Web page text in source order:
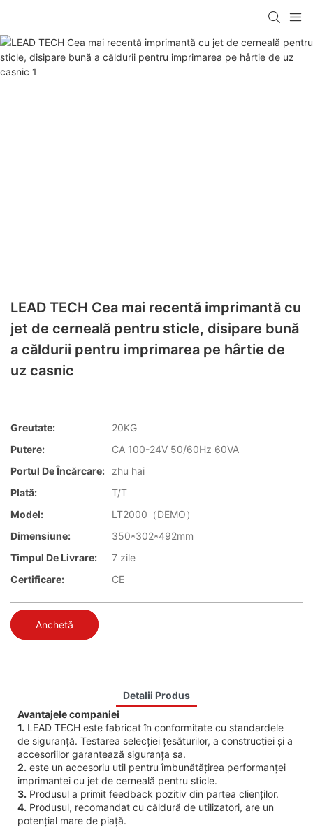
LEAD TECH Cea mai recentă imprimantă cu
jet de cerneală pentru sticle, disipare bună
a căldurii pentru imprimarea pe hârtie de
uz casnic
Greutate:
20KG
Putere:
CA 100-24V 50/60Hz 60VA
Portul De Încărcare:
zhu hai
Plată:
T/T
Model:
LT2000（DEMO）
Dimensiune:
350*302*492mm
Timpul De Livrare:
7 zile
Certificare:
CE
Anchetă
Detalii Produs
Avantajele companiei
1. LEAD TECH este fabricat în conformitate cu standardele
de siguranță. Testarea selecției țesăturilor, a construcției și a
accesoriilor garantează siguranța sa.
2. este un accesoriu util pentru îmbunătățirea performanței
imprimantei cu jet de cerneală pentru sticle.
3. Produsul a primit feedback pozitiv din partea clienților.
4. Produsul, recomandat cu căldură de utilizatori, are un
potențial mare de piață.